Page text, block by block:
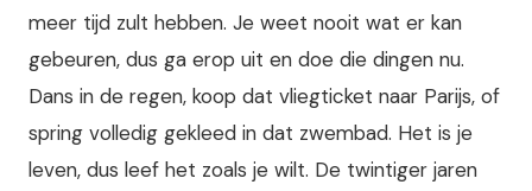
meer tijd zult hebben. Je weet nooit wat er kan
gebeuren, dus ga erop uit en doe die dingen nu.
Dans in de regen, koop dat vliegticket naar Parijs, of
spring volledig gekleed in dat zwembad. Het is je
leven, dus leef het zoals je wilt. De twintiger jaren